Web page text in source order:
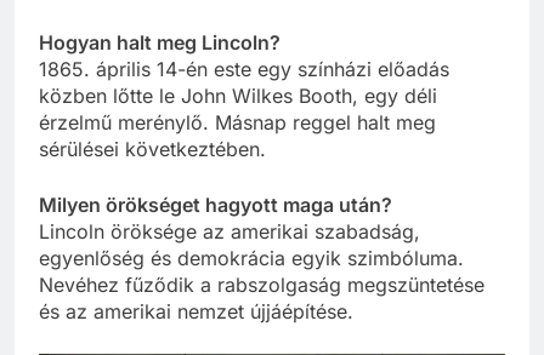
Hogyan halt meg Lincoln?
1865. április 14-én este egy színházi előadás
közben lőtte le John Wilkes Booth, egy déli
érzelmű merénylő. Másnap reggel halt meg
sérülései következtében.
Milyen örökséget hagyott maga után?
Lincoln öröksége az amerikai szabadság,
egyenlőség és demokrácia egyik szimbóluma.
Nevéhez fűződik a rabszolgaság megszüntetése
és az amerikai nemzet újjáépítése.